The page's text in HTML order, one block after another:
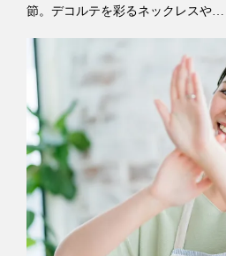
節。デコルテを彩るネックレスや…